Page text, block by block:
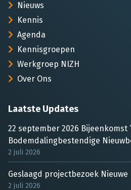
Nieuws
Kennis
Agenda
Kennisgroepen
Werkgroep NIZH
Over Ons
Laatste Updates
22 september 2026 Bijeenkomst
Bodemdalingbestendige
2 juli 2026
Geslaagd projectbezoek
2 juli 2026